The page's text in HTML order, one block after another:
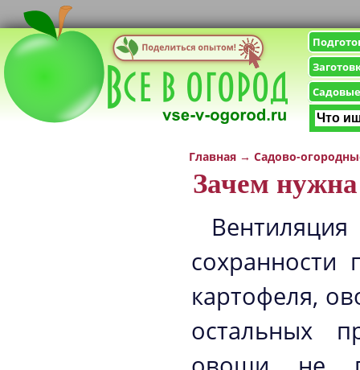
Главная → Садово-
Зачем
сохранности
картофеля,
остальных